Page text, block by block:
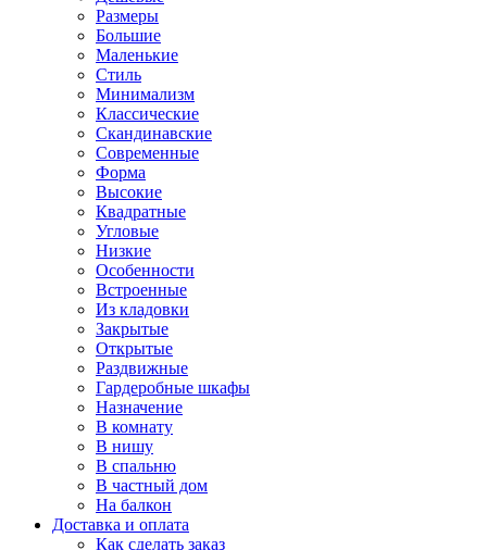
Размеры
Большие
Маленькие
Стиль
Минимализм
Классические
Скандинавские
Современные
Форма
Высокие
Квадратные
Угловые
Низкие
Особенности
Встроенные
Из кладовки
Закрытые
Открытые
Раздвижные
Гардеробные шкафы
Назначение
В комнату
В нишу
В спальню
В частный дом
На балкон
Доставка и оплата
Как сделать заказ